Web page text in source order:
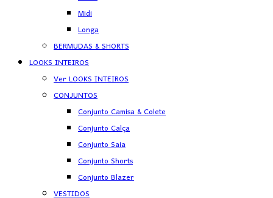
Midi
Longa
BERMUDAS & SHORTS
LOOKS INTEIROS
Ver LOOKS INTEIROS
CONJUNTOS
Conjunto Camisa & Colete
Conjunto Calça
Conjunto Saia
Conjunto Shorts
Conjunto Blazer
VESTIDOS